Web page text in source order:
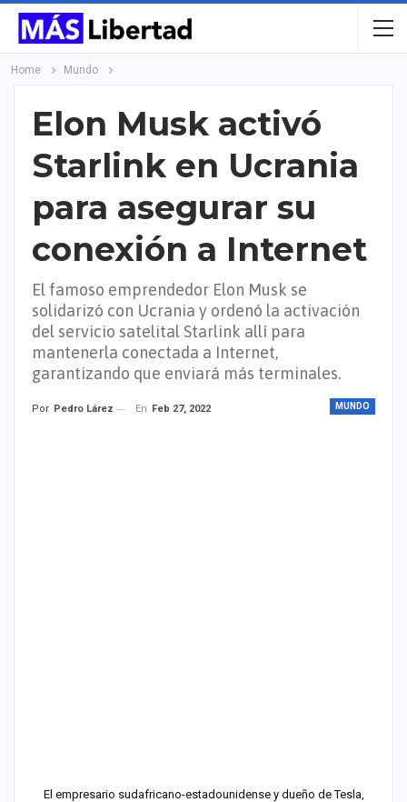
Home Mundo
Elon Musk activó
Starlink en Ucrania
para asegurar su
conexión a Internet
El famoso emprendedor Elon Musk se
solidarizó con Ucrania y ordenó la activación
del servicio satelital Starlink allí para
mantenerla conectada a Internet,
garantizando que enviará más terminales.
MUNDO
Por Pedro Lárez En Feb 27, 2022
El empresario sudafricano-estadounidense y dueño de Tesla,